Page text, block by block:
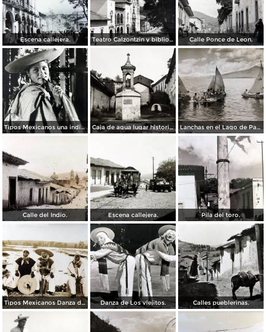
Escena callejera. Teatro Calzontzin y biblioteca publica. Calle Ponce de Leon.
Tipos Mexicanos una india Huananche. Caja de agua lugar historico. Lanchas en el Lago de Patzcuaro.
Calle del Indio. Escena callejera. Pila del toro.
Tipos Mexicanos Danza de Los viejitos.. Danza de Los viejitos. Calles pueblerinas.